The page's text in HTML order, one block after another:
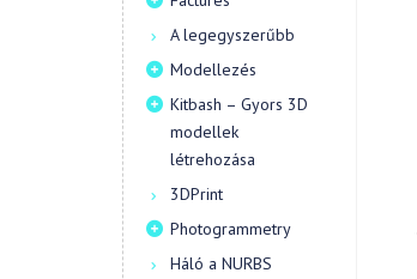
A legegyszerűbb
Modellezés
Kitbash – Gyors 3D
modellek
létrehozása
3DPrint
Photogrammetry
Háló a NURBS